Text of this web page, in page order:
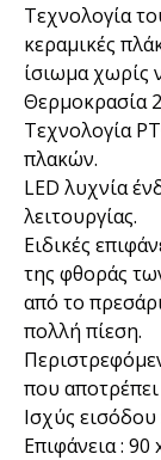
Τεχνολογία
κεραμικές
ίσιωμα χωρίς
Θερμοκρασία
Τεχνολογία
πλακών.
LED λυχνία
λειτουργίας.
Ειδικές
της φθοράς
από το
πολλή πίεση.
που
Ισχύς εισόδου
Επιφάνεια : 90